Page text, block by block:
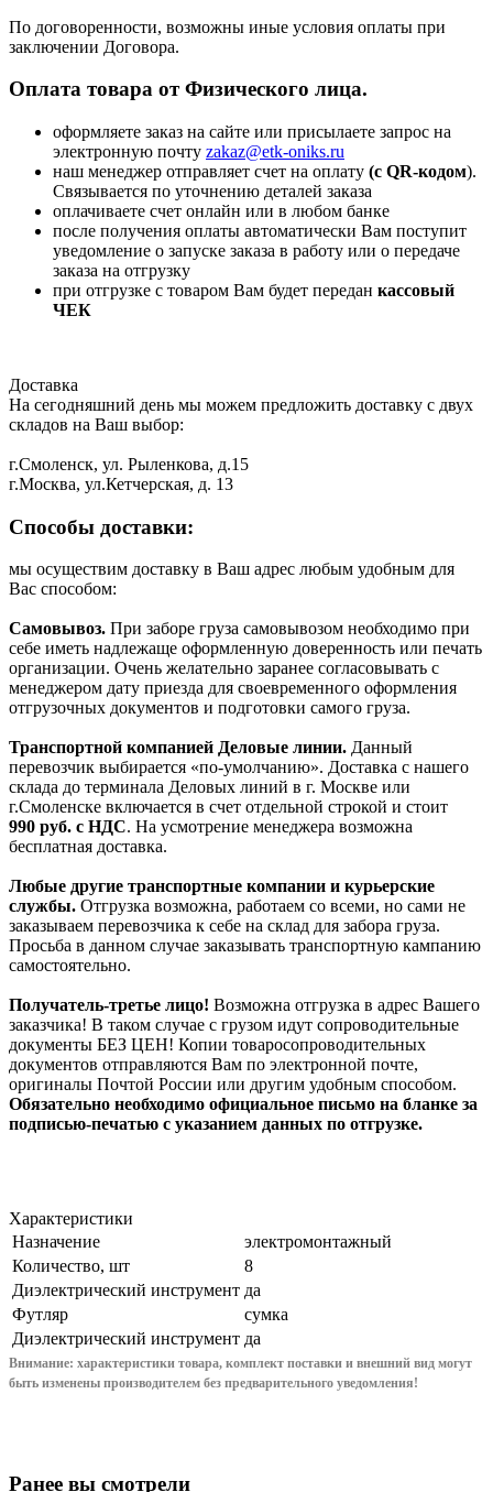
По договоренности, возможны иные условия оплаты при
заключении Договора.
Оплата товара от Физического лица.
оформляете заказ на сайте или присылаете запрос на
электронную почту zakaz@etk-oniks.ru
наш менеджер отправляет счет на оплату (с QR-кодом).
Связывается по уточнению деталей заказа
оплачиваете счет онлайн или в любом банке
после получения оплаты автоматически Вам поступит
уведомление о запуске заказа в работу или о передаче
заказа на отгрузку
при отгрузке с товаром Вам будет передан кассовый
ЧЕК
Доставка
На сегодняшний день мы можем предложить доставку с двух
складов на Ваш выбор:
г.Смоленск, ул. Рыленкова, д.15
г.Москва, ул.Кетчерская, д. 13
Способы доставки:
мы осуществим доставку в Ваш адрес любым удобным для
Вас способом:
Самовывоз. При заборе груза самовывозом необходимо при
себе иметь надлежаще оформленную доверенность или печать
организации. Очень желательно заранее согласовывать с
менеджером дату приезда для своевременного оформления
отгрузочных документов и подготовки самого груза.
Транспортной компанией Деловые линии. Данный
перевозчик выбирается «по-умолчанию». Доставка с нашего
склада до терминала Деловых линий в г. Москве или
г.Смоленске включается в счет отдельной строкой и стоит
990 руб. с НДС. На усмотрение менеджера возможна
бесплатная доставка.
Любые другие транспортные компании и курьерские
службы. Отгрузка возможна, работаем со всеми, но сами не
заказываем перевозчика к себе на склад для забора груза.
Просьба в данном случае заказывать транспортную кампанию
самостоятельно.
Получатель-третье лицо! Возможна отгрузка в адрес Вашего
заказчика! В таком случае с грузом идут сопроводительные
документы БЕЗ ЦЕН! Копии товаросопроводительных
документов отправляются Вам по электронной почте,
оригиналы Почтой России или другим удобным способом.
Обязательно необходимо официальное письмо на бланке за
подписью-печатью с указанием данных по отгрузке.
Характеристики
Назначение
электромонтажный
Количество, шт
8
Диэлектрический инструмент да
Футляр
сумка
Диэлектрический инструмент да
Внимание: характеристики товара, комплект поставки и внешний вид могут
быть изменены производителем без предварительного уведомления!
Ранее вы смотрели